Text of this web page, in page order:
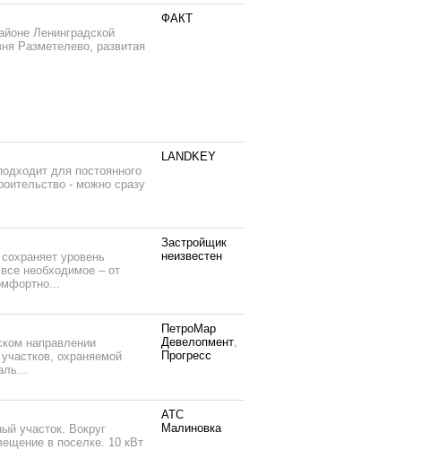
Ленинградской
Разметелево, развитая
ФАКТ
для постоянного
- можно сразу
LANDKEY
уровень
необходимое – от
Застройщик
неизвестен
направлении
охраняемой
ПетроМар
Девелопмент,
Прогресс
участок. Вокруг
в поселке. 10 кВт
АТС
Малиновка